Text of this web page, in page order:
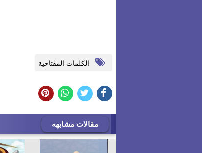
الكلمات المفتاحية
مقالات مشابهه